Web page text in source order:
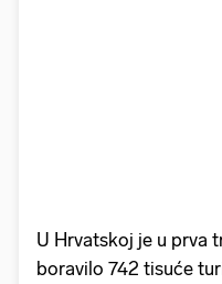
U Hrvatskoj je u prva
boravilo 742 tisuće